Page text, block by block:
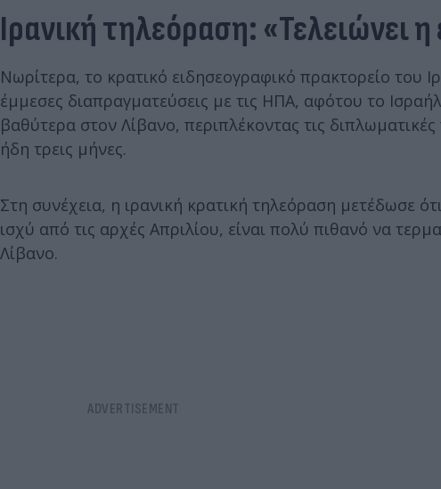
Ιρανική τηλεόραση: «Τελειώνει η
Νωρίτερα, το κρατικό ειδησεογραφικό πρακτορείο του
έμμεσες διαπραγματεύσεις με τις ΗΠΑ, αφότου το
βαθύτερα στον Λίβανο, περιπλέκοντας τις
ήδη τρεις μήνες.
Στη συνέχεια, η ιρανική κρατική τηλεόραση μετέδωσε
ισχύ από τις αρχές Απριλίου, είναι πολύ πιθανό να
Λίβανο.